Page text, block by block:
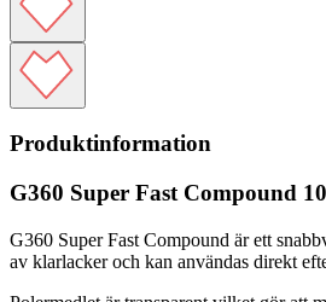
Produktinformation
G360 Super Fast Compound
G360 Super Fast Compound är ett
av klarlacker och kan användas direkt